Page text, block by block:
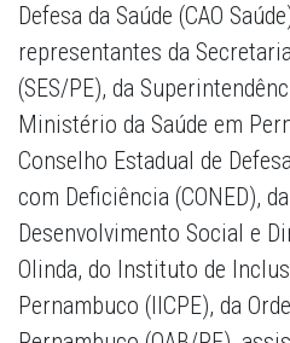
Defesa da Saúde (CAO
representantes da
(SES/PE), da
Ministério da Saúde em
Conselho Estadual de
com Deficiência (CONED),
Desenvolvimento Social e
Olinda, do Instituto de
Pernambuco (IICPE), da